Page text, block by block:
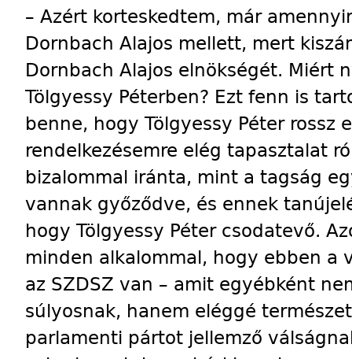
– Azért korteskedtem, már
Dornbach Alajos mellett, mert
Dornbach Alajos elnökségét. Miért
Tölgyessy Péterben? Ezt fenn is
benne, hogy Tölgyessy Péter rossz
rendelkezésemre elég tapasztalat
bizalommal iránta, mint a tagság
vannak győződve, és ennek
hogy Tölgyessy Péter csodatevő.
minden alkalommal, hogy ebben a
az SZDSZ van – amit egyébként
súlyosnak, hanem eléggé
parlamenti pártot jellemző